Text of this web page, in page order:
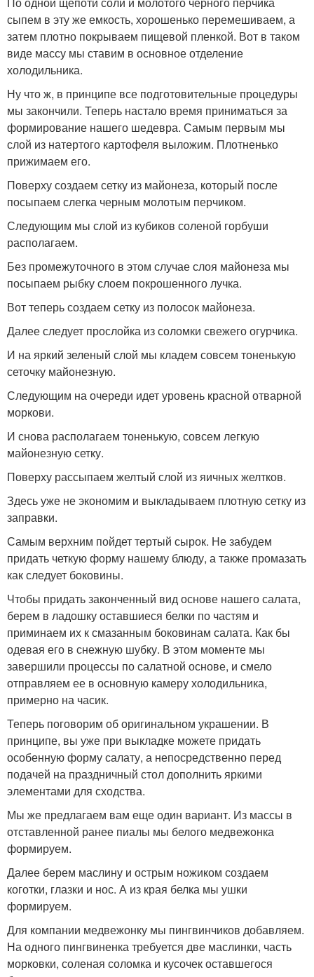
сыпем в эту же емкость, хорошенько перемешиваем, а
затем плотно покрываем пищевой пленкой. Вот в таком
виде массу мы ставим в основное отделение
холодильника.
Ну что ж, в принципе все подготовительные процедуры
мы закончили. Теперь настало время приниматься за
формирование нашего шедевра. Самым первым мы
слой из натертого картофеля выложим. Плотненько
прижимаем его.
Поверху создаем сетку из майонеза, который после
посыпаем слегка черным молотым перчиком.
Следующим мы слой из кубиков соленой горбуши
располагаем.
Без промежуточного в этом случае слоя майонеза мы
посыпаем рыбку слоем покрошенного лучка.
Вот теперь создаем сетку из полосок майонеза.
Далее следует прослойка из соломки свежего огурчика.
И на яркий зеленый слой мы кладем совсем тоненькую
сеточку майонезную.
Следующим на очереди идет уровень красной отварной
моркови.
И снова располагаем тоненькую, совсем легкую
майонезную сетку.
Поверху рассыпаем желтый слой из яичных желтков.
Здесь уже не экономим и выкладываем плотную сетку из
заправки.
Самым верхним пойдет тертый сырок. Не забудем
придать четкую форму нашему блюду, а также промазать
как следует боковины.
Чтобы придать законченный вид основе нашего салата,
берем в ладошку оставшиеся белки по частям и
приминаем их к смазанным боковинам салата. Как бы
одевая его в снежную шубку. В этом моменте мы
завершили процессы по салатной основе, и смело
отправляем ее в основную камеру холодильника,
примерно на часик.
Теперь поговорим об оригинальном украшении. В
принципе, вы уже при выкладке можете придать
особенную форму салату, а непосредственно перед
подачей на праздничный стол дополнить яркими
элементами для сходства.
Мы же предлагаем вам еще один вариант. Из массы в
отставленной ранее пиалы мы белого медвежонка
формируем.
Далее берем маслину и острым ножиком создаем
коготки, глазки и нос. А из края белка мы ушки
формируем.
Для компании медвежонку мы пингвинчиков добавляем.
На одного пингвиненка требуется две маслинки, часть
морковки, соленая соломка и кусочек оставшегося